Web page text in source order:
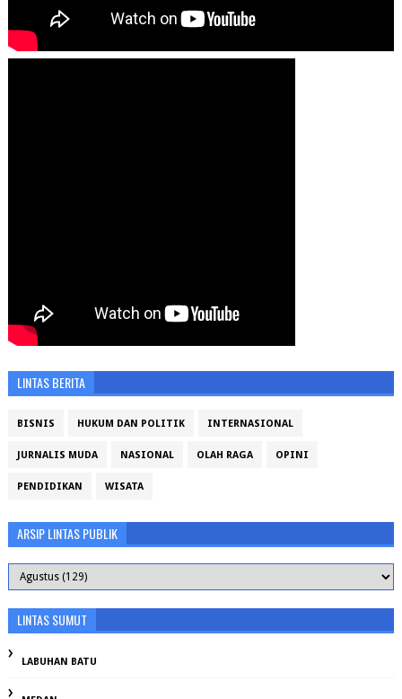
LINTAS BERITA
BISNIS HUKUM DAN POLITIK INTERNASIONAL
JURNALIS MUDA NASIONAL OLAH RAGA OPINI
PENDIDIKAN WISATA
ARSIP LINTAS PUBLIK
LINTAS SUMUT
LABUHAN BATU